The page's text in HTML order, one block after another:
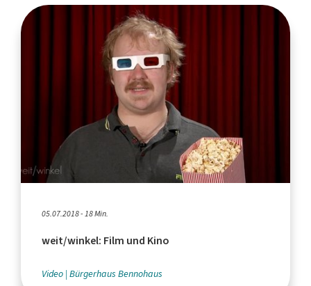
05.07.2018 - 18 Min.
weit/winkel: Film und Kino
Video Bürgerhaus Bennohaus